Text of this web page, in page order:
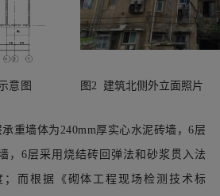
意图 图2 建筑北侧外立面照片
重墙体为240mm厚实心水泥砖墙，6层
，6层采用烧结砖回弹法和砂浆贯入法
；而根据《砌体工程现场检测技术标